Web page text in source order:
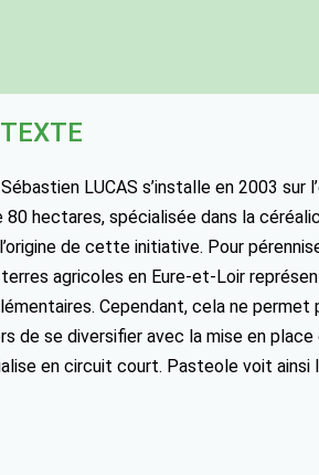
LUCAS s’installe en 2003 sur
80 hectares, spécialisée dans la
de cette initiative. Pour
agricoles en Eure-et-Loir
Cependant, cela ne
de se diversifier avec la mise en
en circuit court. Pasteole voit ainsi